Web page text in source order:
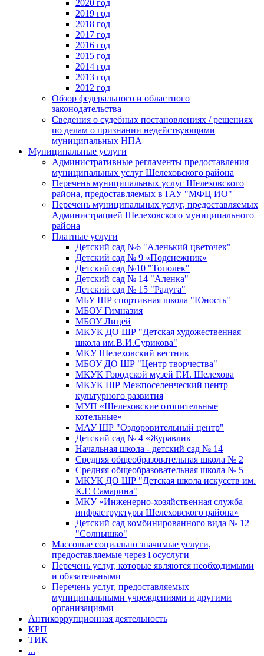
2020 год
2019 год
2018 год
2017 год
2016 год
2015 год
2014 год
2013 год
2012 год
Обзор федерального и областного
законодательства
Сведения о судебных постановлениях / решениях
по делам о признании недействующими
муниципальных НПА
Муниципальные услуги
Административные регламенты предоставления
муниципальных услуг Шелеховского района
Перечень муниципальных услуг Шелеховского
района, предоставляемых в ГАУ "МФЦ ИО"
Перечень муниципальных услуг, предоставляемых
Администрацией Шелеховского муниципального
района
Платные услуги
Детский сад №6 "Аленький цветочек"
Детский сад № 9 «Подснежник»
Детский сад №10 "Тополек"
Детский сад № 14 "Аленка"
Детский сад № 15 "Радуга"
МБУ ШР спортивная школа "Юность"
МБОУ Гимназия
МБОУ Лицей
МКУК ДО ШР "Детская художественная
школа им.В.И.Сурикова"
МКУ Шелеховский вестник
МБОУ ДО ШР "Центр творчества"
МКУК Городской музей Г.И. Шелехова
МКУК ШР Межпоселенческий центр
культурного развития
МУП «Шелеховские отопительные
котельные»
МАУ ШР "Оздоровительный центр"
Детский сад № 4 «Журавлик
Начальная школа - детский сад № 14
Средняя общеобразовательная школа № 2
Средняя общеобразовательная школа № 5
МКУК ДО ШР "Детская школа искусств им.
К.Г. Самарина"
МКУ «Инженерно-хозяйственная служба
инфраструктуры Шелеховского района»
Детский сад комбинированного вида № 12
"Солнышко"
Массовые социально значимые услуги,
предоставляемые через Госуслуги
Перечень услуг, которые являются необходимыми
и обязательными
Перечень услуг, предоставляемых
муниципальными учреждениями и другими
организациями
Антикоррупционная деятельность
КРП
ТИК
...